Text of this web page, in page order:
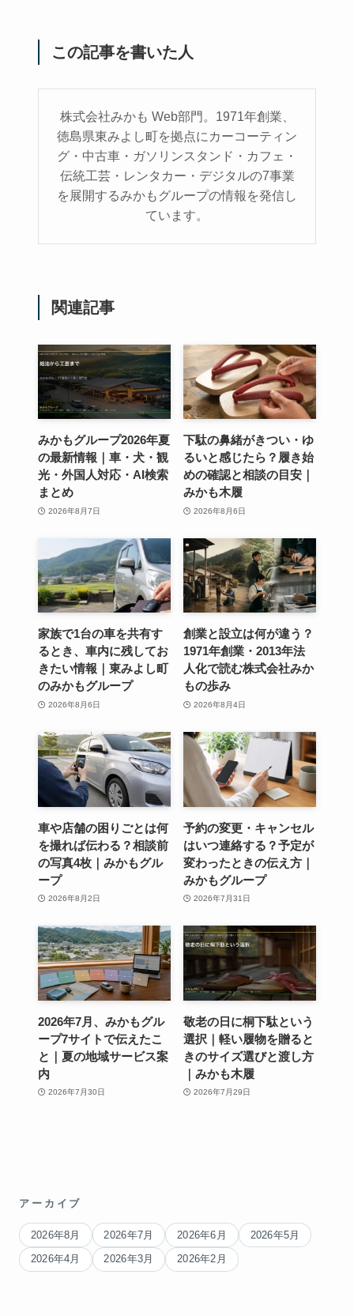
この記事を書いた人
株式会社みかも Web部門。1971年創業、
徳島県東みよし町を拠点にカーコーティン
グ・中古車・ガソリンスタンド・カフェ・
伝統工芸・レンタカー・デジタルの7事業
を展開するみかもグループの情報を発信し
ています。
関連記事
みかもグループ2026年夏
の最新情報｜車・犬・観
光・外国人対応・AI検索
まとめ
2026年8月7日
下駄の鼻緒がきつい・ゆ
るいと感じたら？履き始
めの確認と相談の目安｜
みかも木履
2026年8月6日
家族で1台の車を共有す
るとき、車内に残してお
きたい情報｜東みよし町
のみかもグループ
2026年8月6日
創業と設立は何が違う？
1971年創業・2013年法
人化で読む株式会社みか
もの歩み
2026年8月4日
車や店舗の困りごとは何
を撮れば伝わる？相談前
の写真4枚｜みかもグル
ープ
2026年8月2日
予約の変更・キャンセル
はいつ連絡する？予定が
変わったときの伝え方｜
みかもグループ
2026年7月31日
2026年7月、みかもグル
ープ7サイトで伝えたこ
と｜夏の地域サービス案
内
2026年7月30日
敬老の日に桐下駄という
選択｜軽い履物を贈ると
きのサイズ選びと渡し方
｜みかも木履
2026年7月29日
アーカイブ
2026年8月 2026年7月 2026年6月 2026年5月
2026年4月 2026年3月 2026年2月